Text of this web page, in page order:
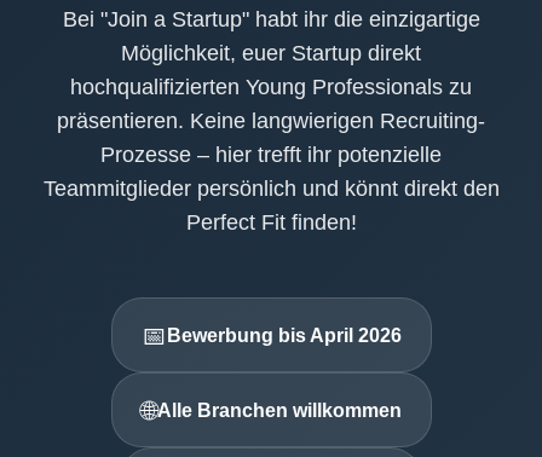
Bei "Join a Startup" habt ihr die einzigartige
Möglichkeit, euer Startup direkt
hochqualifizierten Young Professionals zu
präsentieren. Keine langwierigen Recruiting-
Prozesse – hier trefft ihr potenzielle
Teammitglieder persönlich und könnt direkt den
Perfect Fit finden!
📅 Bewerbung bis April 2026
🌐Alle Branchen willkommen